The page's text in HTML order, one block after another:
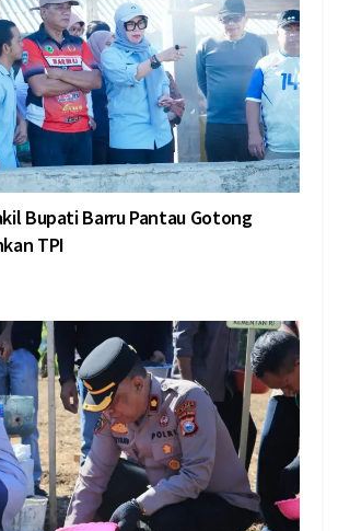
Bupati Barru Pantau Gotong
TPI